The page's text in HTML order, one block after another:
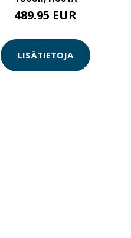
489.95 EUR
LISÄTIETOJA